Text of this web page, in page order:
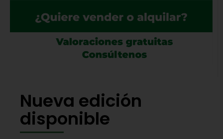
Nueva edición
disponible